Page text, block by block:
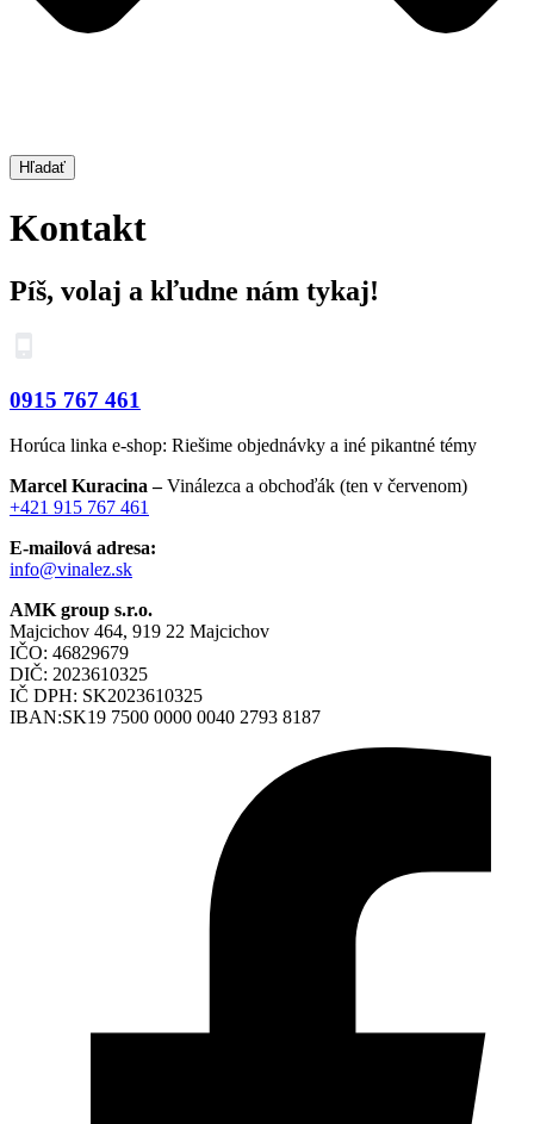
Hľadať
Kontakt
Píš, volaj a kľudne nám tykaj!
0915 767 461
Horúca linka e-shop: Riešime objednávky a iné pikantné témy
Marcel Kuracina –Vinálezca a obchoďák (ten v červenom)
+421 915 767 461
E-mailová adresa:
info@vinalez.sk
AMK group s.r.o.
Majcichov 464, 919 22 Majcichov
IČO: 46829679
DIČ: 2023610325
IČ DPH: SK2023610325
IBAN:SK19 7500 0000 0040 2793 8187